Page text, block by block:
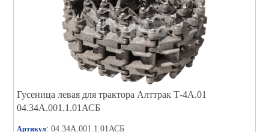
Гусеница левая для трактора Алттрак Т-4А.01
04.34А.001.1.01АСБ
Артикул: 04.34А.001.1.01АСБ